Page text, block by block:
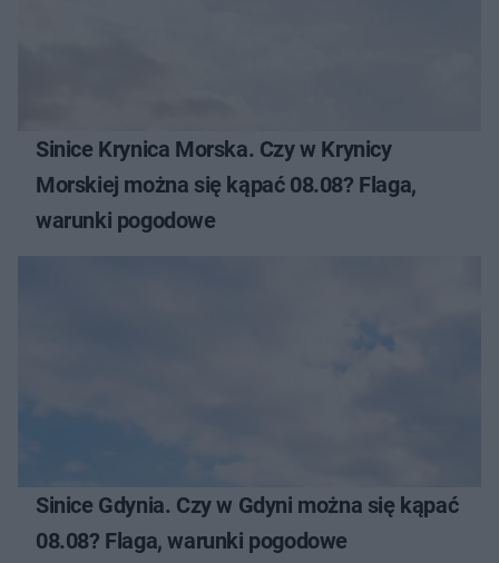
Sinice Krynica Morska. Czy w Krynicy
Morskiej można się kąpać 08.08? Flaga,
warunki pogodowe
Sinice Gdynia. Czy w Gdyni można się kąpać
08.08? Flaga, warunki pogodowe